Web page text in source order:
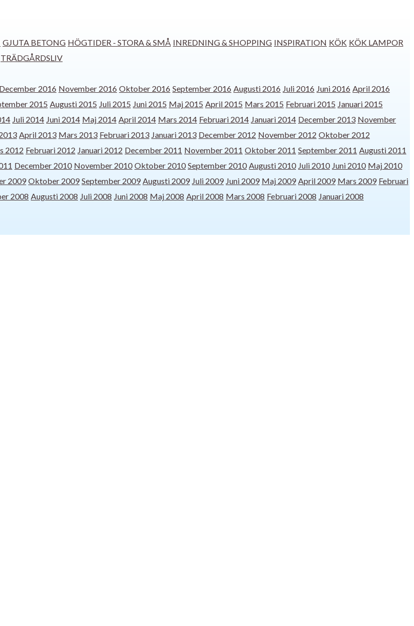
GJUTA BETONG HÖGTIDER - STORA & SMÅ INREDNING & SHOPPING INSPIRATION KÖK KÖK LAMPOR
TRÄDGÅRDSLIV
December 2016 November 2016 Oktober 2016 September 2016 Augusti 2016 Juli 2016 Juni 2016 April 2016
2015 Augusti 2015 Juli 2015 Juni 2015 Maj 2015 April 2015 Mars 2015 Februari 2015 Januari 2015
Juli 2014 Juni 2014 Maj 2014 April 2014 Mars 2014 Februari 2014 Januari 2014 December 2013 November
April 2013 Mars 2013 Februari 2013 Januari 2013 December 2012 November 2012 Oktober 2012
2012 Februari 2012 Januari 2012 December 2011 November 2011 Oktober 2011 September 2011 Augusti 2011
December 2010 November 2010 Oktober 2010 September 2010 Augusti 2010 Juli 2010 Juni 2010 Maj 2010
2009 Oktober 2009 September 2009 Augusti 2009 Juli 2009 Juni 2009 Maj 2009 April 2009 Mars 2009 Februari
2008 Augusti 2008 Juli 2008 Juni 2008 Maj 2008 April 2008 Mars 2008 Februari 2008 Januari 2008